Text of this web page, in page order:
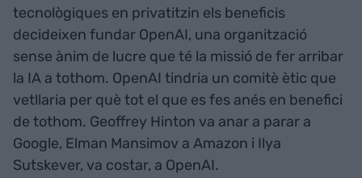
tecnològiques en privatitzin els beneficis
decideixen fundar OpenAI, una organització
sense ànim de lucre que té la missió de fer arribar
la IA a tothom. OpenAI tindria un comitè ètic que
vetllaria per què tot el que es fes anés en benefici
de tothom. Geoffrey Hinton va anar a parar a
Google, Elman Mansimov a Amazon i Ilya
Sutskever, va costar, a OpenAI.